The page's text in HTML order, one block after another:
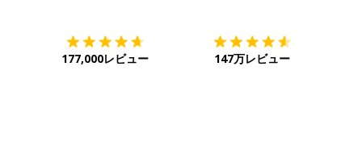
177,000レビュー 147万レビュー